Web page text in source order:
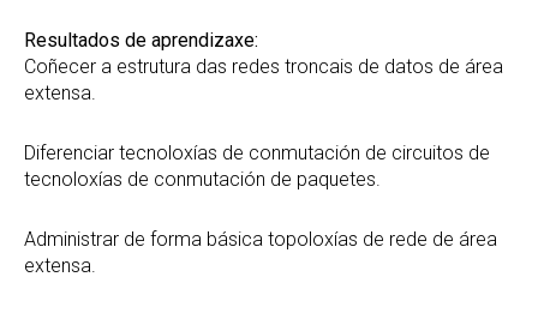
Resultados de aprendizaxe:
Coñecer a estrutura das redes troncais de datos de área
extensa.
Diferenciar tecnoloxías de conmutación de circuitos de
tecnoloxías de conmutación de paquetes.
Administrar de forma básica topoloxías de rede de área
extensa.